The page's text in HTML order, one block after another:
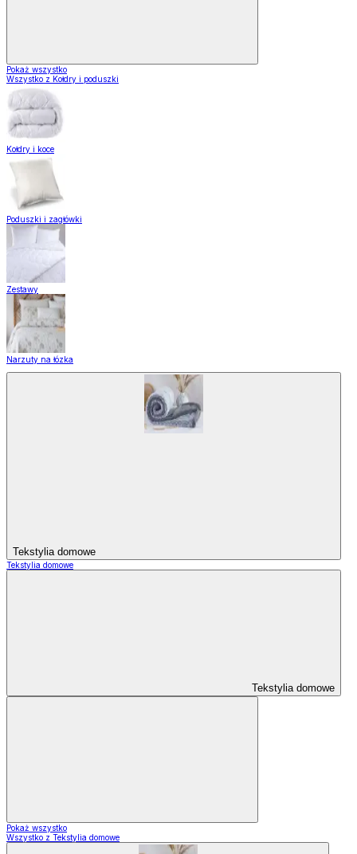
Pokaż wszystko
Wszystko z Kołdry i poduszki
Kołdry i koce
Poduszki i zagłówki
Zestawy
Narzuty na łózka
Tekstylia domowe
Tekstylia domowe
Tekstylia domowe
Pokaż wszystko
Wszystko z Tekstylia domowe